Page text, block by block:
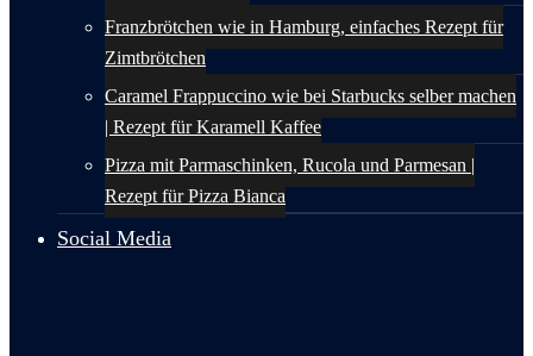
Franzbrötchen wie in Hamburg, einfaches Rezept für
Zimtbrötchen
Caramel Frappuccino wie bei Starbucks selber machen
| Rezept für Karamell Kaffee
Pizza mit Parmaschinken, Rucola und Parmesan |
Rezept für Pizza Bianca
Social Media